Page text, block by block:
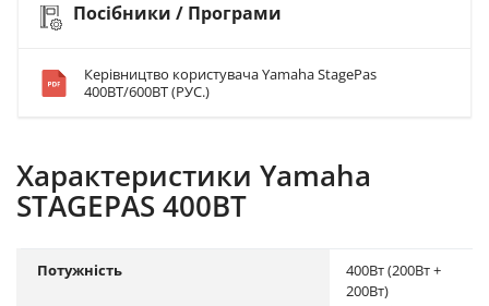
Посібники / Програми
Керівництво користувача Yamaha StagePas
400BT/600BT (РУС.)
Характеристики Yamaha
STAGEPAS 400BT
Потужність
400Вт (200Вт +
200Вт)